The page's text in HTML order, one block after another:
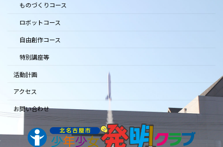
ものづくりコース
ロボットコース
自由創作コース
特別講座等
活動計画
アクセス
お問い合わせ